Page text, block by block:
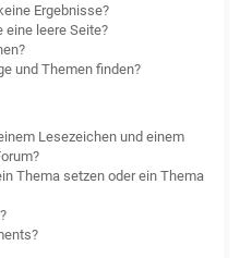
Ergebnisse?
eine leere Seite?
und Themen finden?
Lesezeichen und einem
Thema setzen oder ein Thema